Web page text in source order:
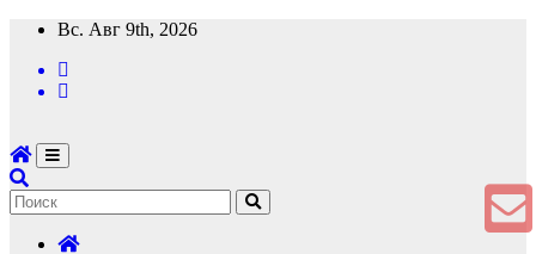
Перейти
содержимому
Вс. Авг 9th, 2026